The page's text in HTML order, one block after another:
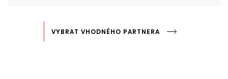
VYBRAT VHODNÉHO PARTNERA